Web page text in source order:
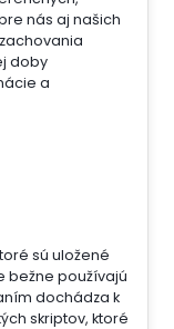
nás aj našich
doby
a
sú uložené
bežne používajú
dochádza k
skriptov, ktoré